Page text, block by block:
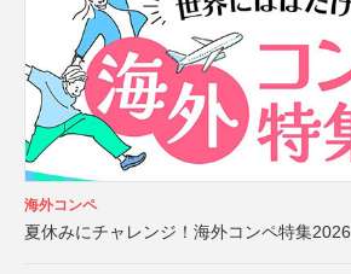
海外コンペ
夏休みにチャレンジ！海外コンペ特集2026